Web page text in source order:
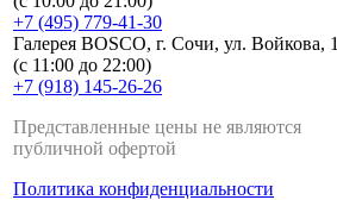
+7 (495) 779-41-30
Галерея BOSCO, г. Сочи, ул. Войкова, 1
(с 11:00 до 22:00)
+7 (918) 145-26-26
Представленные цены не являются
публичной офертой
Политика конфиденциальности